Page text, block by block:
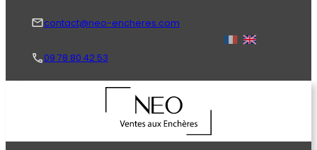
contact@neo-encheres.com
09 78 80 42 53